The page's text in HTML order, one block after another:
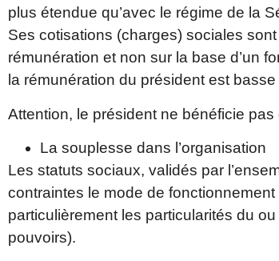
plus étendue qu’avec le régime de la
Ses cotisations (charges) sociales
rémunération et non sur la base d’un
la rémunération du président est
Attention, le président ne bénéficie pas
La souplesse dans l’organisation
Les statuts sociaux, validés par
contraintes le mode de
particulièrement les particularités du
pouvoirs).